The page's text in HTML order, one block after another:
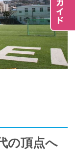
の頂点へ